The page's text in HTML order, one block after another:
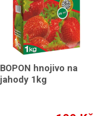
BOPON hnojivo na
jahody 1kg